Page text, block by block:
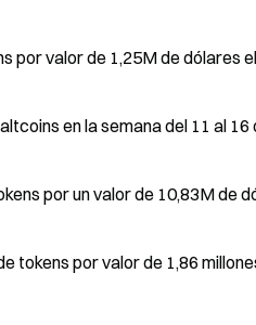
por valor de 1,25M de dólares
en la semana del 11 al 16
por un valor de 10,83M de
tokens por valor de 1,86